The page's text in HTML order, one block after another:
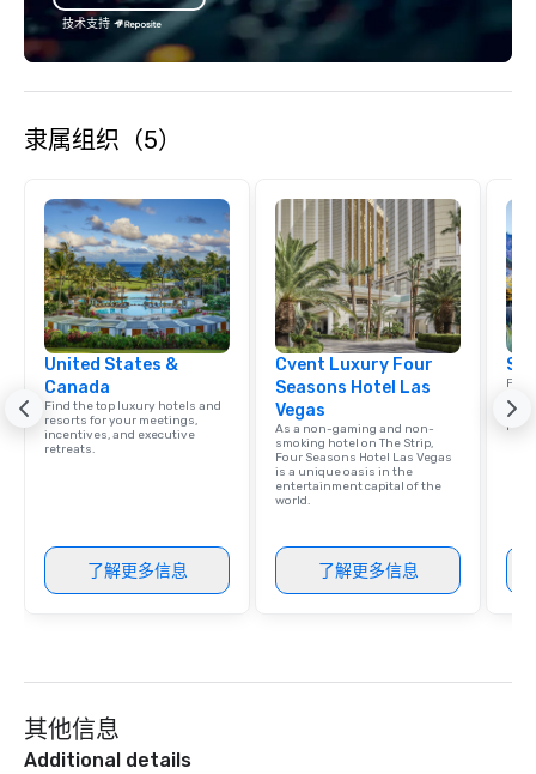
goals/objectives/
技术支持
隶属组织（5）
United States &
Canada
Find the top luxury hotels and
resorts for your meetings,
incentives, and executive
retreats.
了解更多信息
Cvent Luxury Four
Seasons Hotel Las
Vegas
As a non-gaming and non-
smoking hotel on The Strip,
Four Seasons Hotel Las Vegas
is a unique oasis in the
entertainment capital of the
world.
了解更多信息
其他信息
Additional details